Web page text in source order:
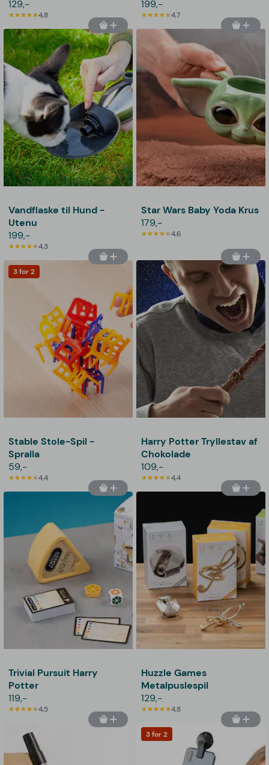
129,-
4,8
199,-
4,7
Vandflaske til Hund -
Utenu
199,-
4,3
Star Wars Baby Yoda Krus
179,-
4,6
3 for 2
Stable Stole-Spil -
Spralla
59,-
4,4
Harry Potter Tryllestav af
Chokolade
109,-
4,4
Trivial Pursuit Harry
Potter
119,-
4,5
Huzzle Games
Metalpuslespil
129,-
4,8
3 for 2